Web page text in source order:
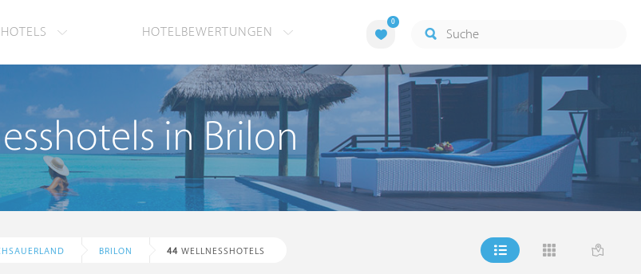
HOTELBEWERTUNGEN
0
in Brilon
BRILON 44 WELLNESSHOTELS